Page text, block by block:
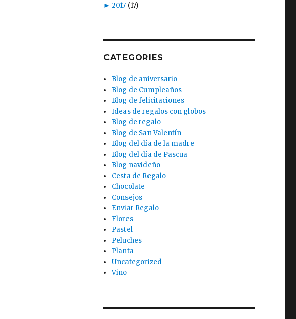
► 2017 (17)
CATEGORIES
Blog de aniversario
Blog de Cumpleaños
Blog de felicitaciones
Ideas de regalos con globos
Blog de regalo
Blog de San Valentín
Blog del día de la madre
Blog del día de Pascua
Blog navideño
Cesta de Regalo
Chocolate
Consejos
Enviar Regalo
Flores
Pastel
Peluches
Planta
Uncategorized
Vino